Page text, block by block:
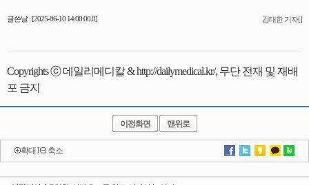
글쓴날 : [2025-06-10 14:00:00.0] 김태한 기자[]
Copyrights ⓒ 데일리메디칼 & http://dailymedical.kr/, 무단 전재 및 재배
포 금지
이전화면 맨위로
확대 l 축소